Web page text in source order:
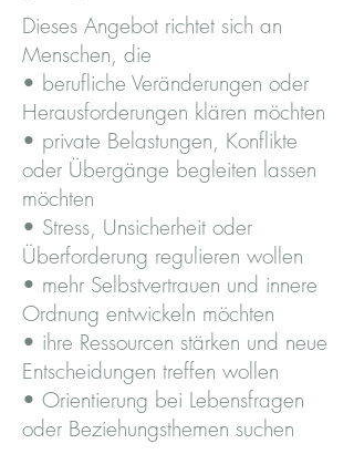
Dieses Angebot richtet sich an
Menschen, die
• berufliche Veränderungen oder
Herausforderungen klären möchten
• private Belastungen, Konflikte
oder Übergänge begleiten lassen
möchten
• Stress, Unsicherheit oder
Überforderung regulieren wollen
• mehr Selbstvertrauen und innere
Ordnung entwickeln möchten
• ihre Ressourcen stärken und neue
Entscheidungen treffen wollen
• Orientierung bei Lebensfragen
oder Beziehungsthemen suchen